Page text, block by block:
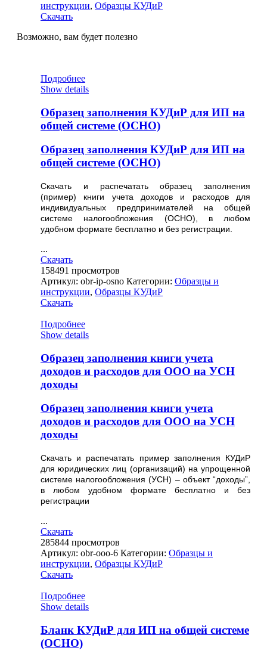
инструкции, Образцы КУДиР
Скачать
Возможно, вам будет полезно
Подробнее
Show details
Образец заполнения КУДиР для ИП на
общей системе (ОСНО)
Образец заполнения КУДиР для ИП на
общей системе (ОСНО)
Скачать и распечатать образец заполнения
(пример) книги учета доходов и расходов для
индивидуальных предпринимателей на общей
системе налогообложения (ОСНО), в любом
удобном формате бесплатно и без регистрации.
...
Скачать
158491 просмотров
Артикул: obr-ip-osno Категории: Образцы и
инструкции, Образцы КУДиР
Скачать
Подробнее
Show details
Образец заполнения книги учета
доходов и расходов для ООО на УСН
доходы
Образец заполнения книги учета
доходов и расходов для ООО на УСН
доходы
Скачать и распечатать пример заполнения КУДиР
для юридических лиц (организаций) на упрощенной
системе налогообложения (УСН) – объект “доходы”,
в любом удобном формате бесплатно и без
регистрации
...
Скачать
285844 просмотров
Артикул: obr-ooo-6 Категории: Образцы и
инструкции, Образцы КУДиР
Скачать
Подробнее
Show details
Бланк КУДиР для ИП на общей системе
(ОСНО)